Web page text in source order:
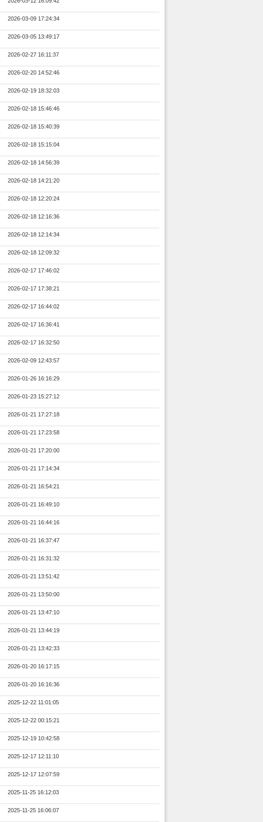
2026-03-09 17:24:34
2026-03-05 13:49:17
2026-02-27 16:11:37
2026-02-20 14:52:46
2026-02-19 18:32:03
2026-02-18 15:46:46
2026-02-18 15:40:39
2026-02-18 15:15:04
2026-02-18 14:56:39
2026-02-18 14:21:20
2026-02-18 12:20:24
2026-02-18 12:16:36
2026-02-18 12:14:34
2026-02-18 12:09:32
2026-02-17 17:46:02
2026-02-17 17:38:21
2026-02-17 16:44:02
2026-02-17 16:36:41
2026-02-17 16:32:50
2026-02-09 12:43:57
2026-01-26 16:16:29
2026-01-23 15:27:12
2026-01-21 17:27:18
2026-01-21 17:23:58
2026-01-21 17:20:00
2026-01-21 17:14:34
2026-01-21 16:54:21
2026-01-21 16:49:10
2026-01-21 16:44:16
2026-01-21 16:37:47
2026-01-21 16:31:32
2026-01-21 13:51:42
2026-01-21 13:50:00
2026-01-21 13:47:10
2026-01-21 13:44:19
2026-01-21 13:42:33
2026-01-20 16:17:15
2026-01-20 16:16:36
2025-12-22 11:01:05
2025-12-22 00:15:21
2025-12-19 10:42:58
2025-12-17 12:11:10
2025-12-17 12:07:59
2025-11-25 16:12:03
2025-11-25 16:06:07